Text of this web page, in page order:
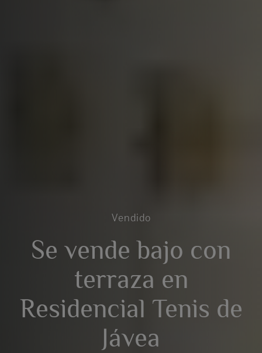
Vendido
Se vende bajo con
terraza en
Residencial Tenis de
Jávea